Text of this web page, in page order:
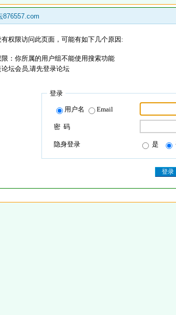
876557.com
权限访问此页面，可能有如下几个原因:
限：你所属的用户组不能使用搜索功能
坛会员,请先登录论坛
登录
用户名 Email
密 码
隐身登录 是